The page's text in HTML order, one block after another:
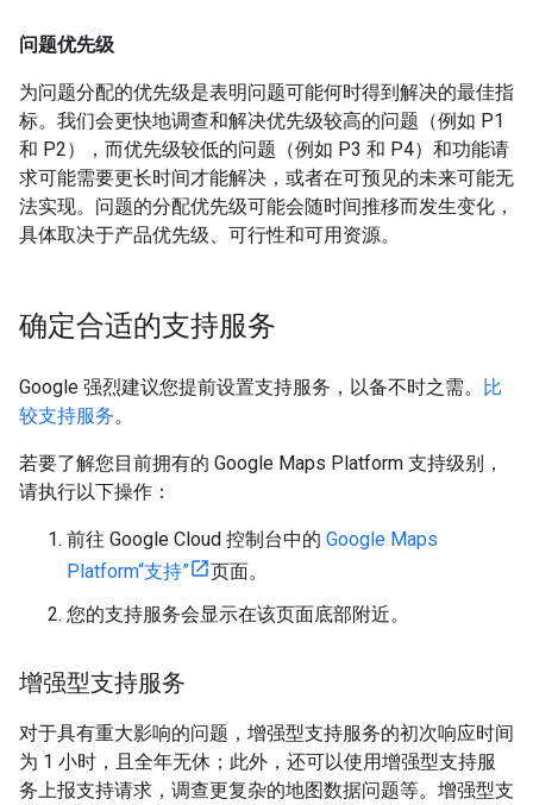
问题优先级
为问题分配的优先级是表明问题可能何时得到解决的最佳指
标。我们会更快地调查和解决优先级较高的问题（例如 P1
和 P2），而优先级较低的问题（例如 P3 和 P4）和功能请
求可能需要更长时间才能解决，或者在可预见的未来可能无
法实现。问题的分配优先级可能会随时间推移而发生变化，
具体取决于产品优先级、可行性和可用资源。
确定合适的支持服务
Google 强烈建议您提前设置支持服务，以备不时之需。
比
较支持服务。
若要了解您目前拥有的 Google Maps Platform 支持级别，
请执行以下操作：
前往 Google Cloud 控制台中的 Google Maps
Platform“支持”
页面。
您的支持服务会显示在该页面底部附近。
增强型支持服务
对于具有重大影响的问题，增强型支持服务的初次响应时间
为 1 小时，且全年无休；此外，还可以使用增强型支持服
务上报支持请求，调查更复杂的地图数据问题等。增强型支